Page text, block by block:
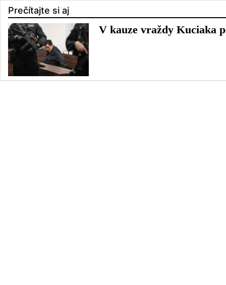
Prečítajte si aj
V kauze vraždy Kuciaka